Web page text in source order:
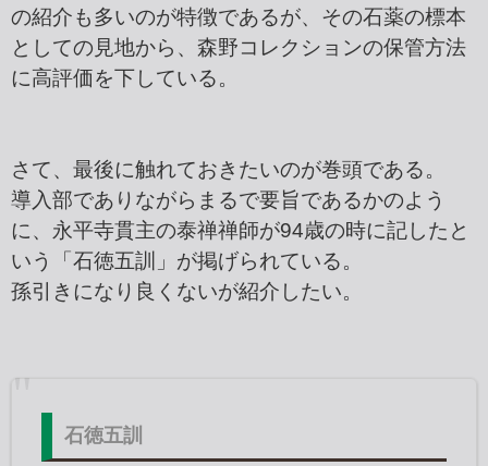
の紹介も多いのが特徴であるが、その石薬の標本
としての見地から、森野コレクションの保管方法
に高評価を下している。
さて、最後に触れておきたいのが巻頭である。
導入部でありながらまるで要旨であるかのよう
に、永平寺貫主の泰禅禅師が94歳の時に記したと
いう「石徳五訓」が掲げられている。
孫引きになり良くないが紹介したい。
石徳五訓